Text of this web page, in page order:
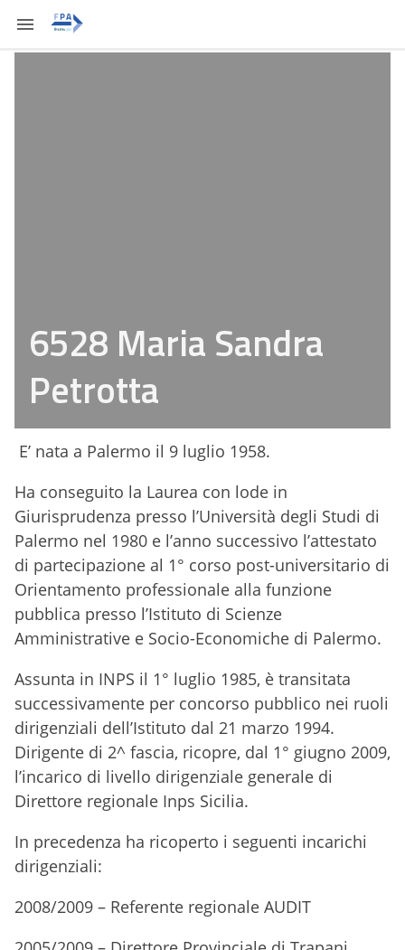
6528 Maria Sandra
Petrotta
E’ nata a Palermo il 9 luglio 1958.
Ha conseguito la Laurea con lode in
Giurisprudenza presso l’Università degli Studi di
Palermo nel 1980 e l’anno successivo l’attestato
di partecipazione al 1° corso post-universitario di
Orientamento professionale alla funzione
pubblica presso l’Istituto di Scienze
Amministrative e Socio-Economiche di Palermo.
Assunta in INPS il 1° luglio 1985, è transitata
successivamente per concorso pubblico nei ruoli
dirigenziali dell’Istituto dal 21 marzo 1994.
Dirigente di 2^ fascia, ricopre, dal 1° giugno 2009,
l’incarico di livello dirigenziale generale di
Direttore regionale Inps Sicilia.
In precedenza ha ricoperto i seguenti incarichi
dirigenziali:
2008/2009 – Referente regionale AUDIT